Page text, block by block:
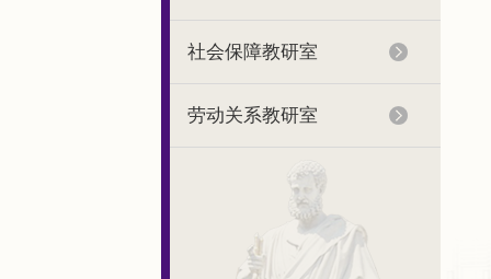
社会保障教研室
劳动关系教研室